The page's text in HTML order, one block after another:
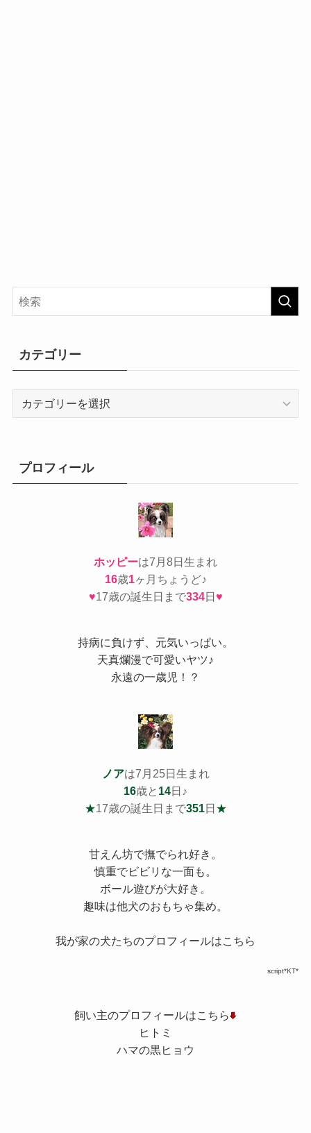
カテゴリー
ープロフィール
ホッピーは7月8日生まれ
16歳1ヶ月ちょうど♪
♥17歳の誕生日まで334日♥
持病に負けず、元気いっぱい。
天真爛漫で可愛いヤツ♪
永遠の一歳児！？
ノアは7月25日生まれ
16歳と 14日♪
★17歳の誕生日まで351日 ★
甘えん坊で撫でられ好き。
慎重でビビリな一面も。
ボール遊びが大好き。
趣味は他犬のおもちゃ集め。
我が家の犬たちのプロフィールはこちら
script*KT*
飼い主のプロフィールはこちら
ヒトミ
ハマの黒ヒョウ